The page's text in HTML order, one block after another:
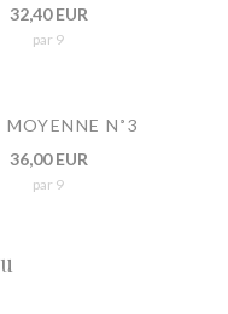
32,40 EUR
par 9
N˚3
36,00 EUR
par 9